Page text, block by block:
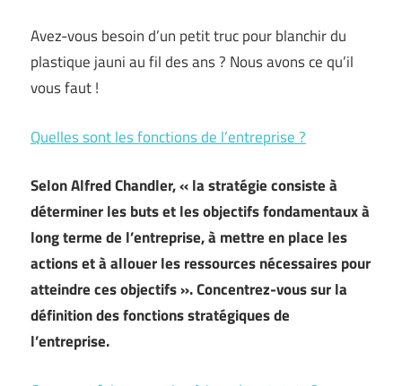
Avez-vous besoin d’un petit truc pour blanchir du
plastique jauni au fil des ans ? Nous avons ce qu’il
vous faut !
Quelles sont les fonctions de l’entreprise ?
Selon Alfred Chandler, « la stratégie consiste à
déterminer les buts et les objectifs fondamentaux à
long terme de l’entreprise, à mettre en place les
actions et à allouer les ressources nécessaires pour
atteindre ces objectifs ». Concentrez-vous sur la
définition des fonctions stratégiques de
l’entreprise.